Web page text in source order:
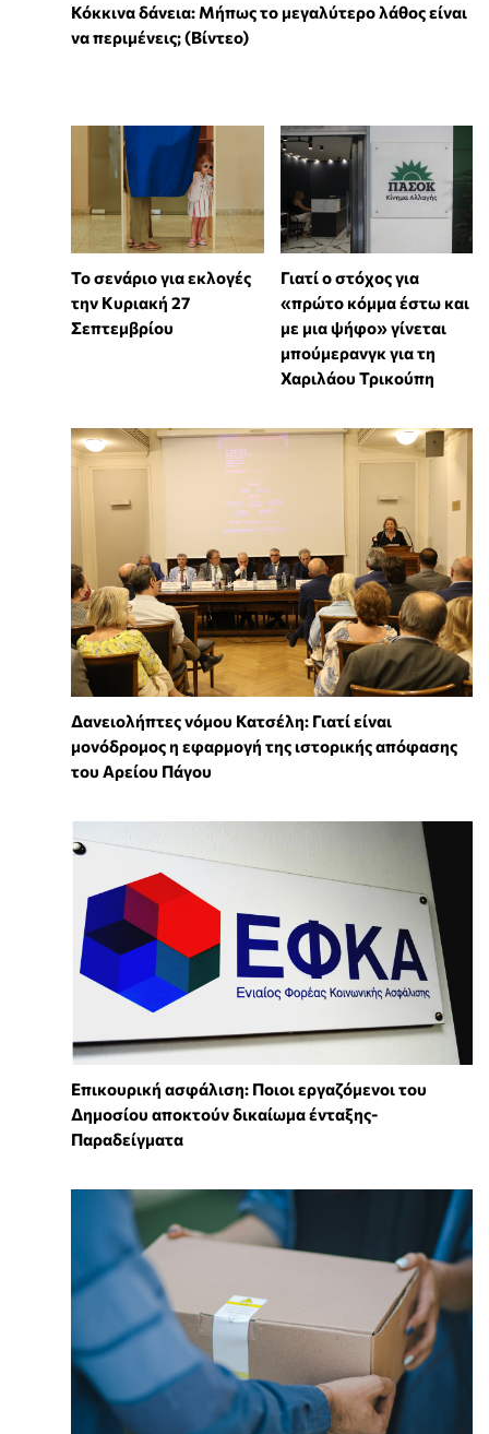
Κόκκινα δάνεια: Μήπως το μεγαλύτερο λάθος είναι
να περιμένεις; (Βίντεο)
Το σενάριο για εκλογές
την Κυριακή 27
Σεπτεμβρίου
Γιατί ο στόχος για
«πρώτο κόμμα έστω και
με μια ψήφο» γίνεται
μπούμερανγκ για τη
Χαριλάου Τρικούπη
Δανειολήπτες νόμου Κατσέλη: Γιατί είναι
μονόδρομος η εφαρμογή της ιστορικής απόφασης
του Αρείου Πάγου
Επικουρική ασφάλιση: Ποιοι εργαζόμενοι του
Δημοσίου αποκτούν δικαίωμα ένταξης-
Παραδείγματα